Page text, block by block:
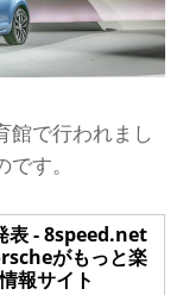
館で行われまし
す。
表 - 8speed.net
がもっと楽
報サイト